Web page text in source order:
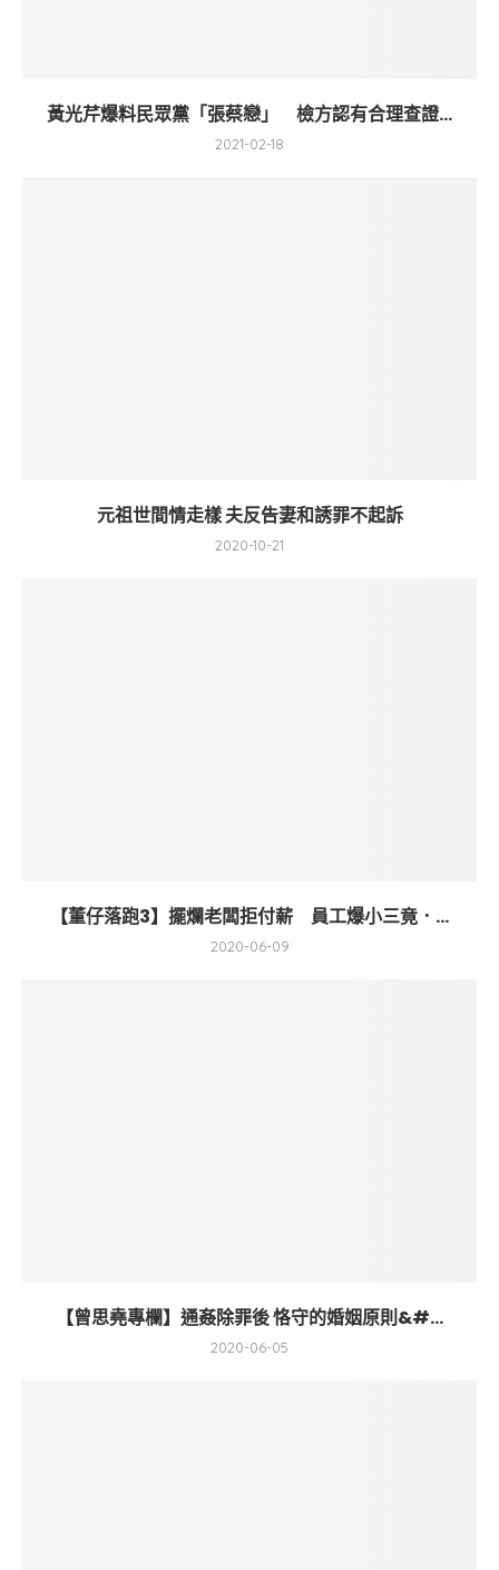
黃光芹爆料民眾黨「張蔡戀」 檢方認有合理查證...
2021-02-18
元祖世間情走樣 夫反告妻和誘罪不起訴
2020-10-21
【董仔落跑3】擺爛老闆拒付薪 員工爆小三竟．...
2020-06-09
【曾思堯專欄】通姦除罪後 恪守的婚姻原則&#...
2020-06-05